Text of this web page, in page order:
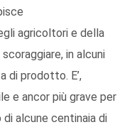
agricoltori e della
in alcuni
di prodotto. E’,
e ancor più grave per
alcune centinaia di